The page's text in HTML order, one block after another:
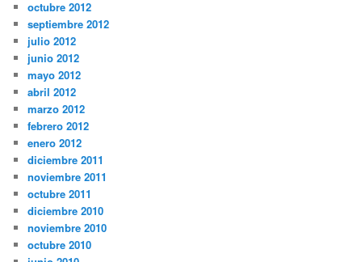
octubre 2012
septiembre 2012
julio 2012
junio 2012
mayo 2012
abril 2012
marzo 2012
febrero 2012
enero 2012
diciembre 2011
noviembre 2011
octubre 2011
diciembre 2010
noviembre 2010
octubre 2010